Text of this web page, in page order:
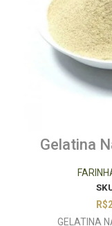
Gelatina
R$
GELATINA